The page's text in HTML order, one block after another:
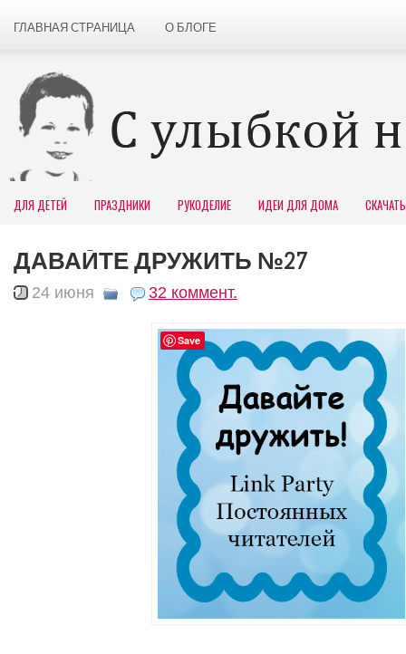
ГЛАВНАЯ СТРАНИЦА О БЛОГЕ
ДЛЯ ДЕТЕЙ ПРАЗДНИКИ РУКОДЕЛИЕ ИДЕИ ДЛЯ ДОМА СКАЧАТЬ
ДАВАЙТЕ ДРУЖИТЬ №27
24 июня 32 коммент.
Save